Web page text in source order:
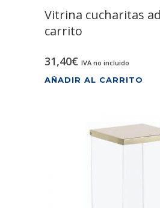
Vitrina cucharitas
carrito
31,40€ IVA no incluido
AÑADIR AL CARRITO